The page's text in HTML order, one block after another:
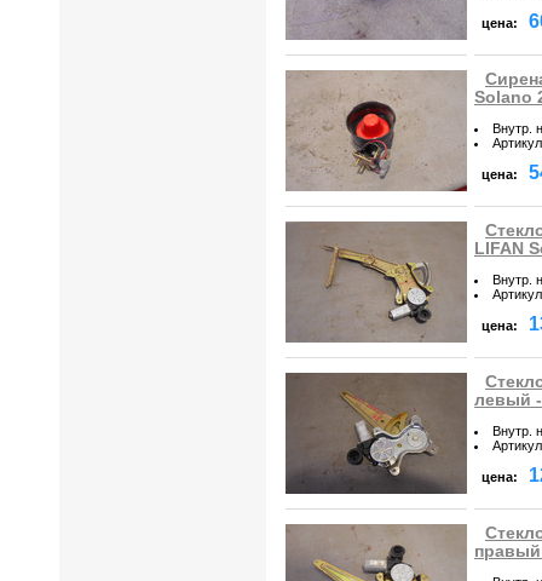
цена:
Solano
Внутр.
Артикул
цена:
LIFAN
Внутр.
Артикул
цена:
левый -
Внутр.
Артикул
цена:
правый